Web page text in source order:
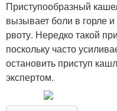
Приступообразный
вызывает боли в горле
рвоту. Нередко такой
поскольку часто
остановить приступ
экспертом.